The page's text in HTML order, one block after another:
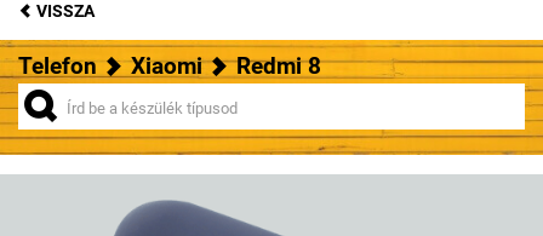
VISSZA
Telefon Xiaomi Redmi 8